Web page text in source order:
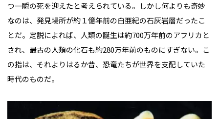
つ一瞬の死を迎えたと考えられている。しかし何よりも奇妙
なのは、発見場所が約１億年前の白亜紀の石灰岩層だったこ
とだ。定説によれば、人類の誕生は約700万年前のアフリカと
され、最古の人類の化石も約280万年前のものにすぎない。こ
の指は、それよりはるか昔、恐竜たちが世界を支配していた
時代のものだ。